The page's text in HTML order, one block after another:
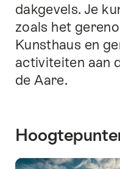
deze
pagina.
dakgevels. Je
zoals het
Kunsthaus en
activiteiten aan
de Aare.